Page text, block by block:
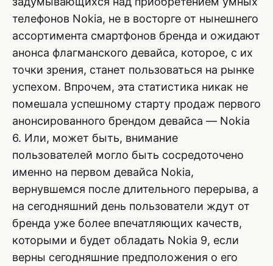
телефонов Nokia, не в восторге от нынешнего
ассортимента смартфонов бренда и ожидают
анонса флагманского девайса, которое, с их
точки зрения, станет пользоваться на рынке
успехом. Впрочем, эта статистика никак не
помешала успешному старту продаж первого
анонсированного брендом девайса — Nokia
6. Или, может быть, внимание
пользователей могло быть сосредоточено
именно на первом девайса Nokia,
вернувшемся после длительного перерыва, а
на сегодняшний день пользователи ждут от
бренда уже более впечатляющих качеств,
которыми и будет обладать Nokia 9, если
верны сегодняшние предположения о его